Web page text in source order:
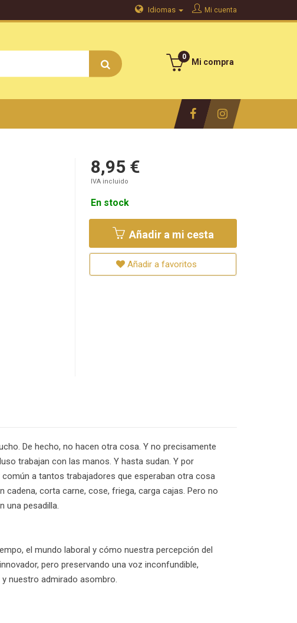
Mi cuenta
Idiomas
Mi compra
0
8,95 €
IVA incluido
En stock
Añadir a mi cesta
Añadir a favoritos
De hecho, no hacen otra cosa. Y no precisamente
trabajan con las manos. Y hasta sudan. Y por
a tantos trabajadores que esperaban otra cosa
cadena, corta carne, cose, friega, carga cajas. Pero no
una pesadilla.
el mundo laboral y cómo nuestra percepción del
pero preservando una voz inconfundible,
nuestro admirado asombro.